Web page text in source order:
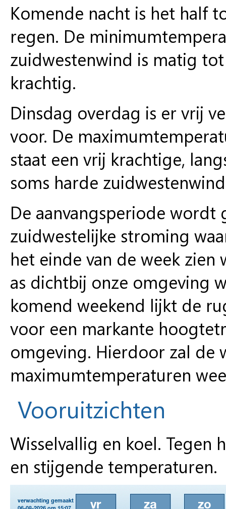
Komende nacht is het half
regen. De
zuidwestenwind is matig
krachtig.
Dinsdag overdag is er vrij
voor. De
staat een vrij krachtige,
soms harde
De aanvangsperiode
zuidwestelijke stroming
het einde van de week
as dichtbij onze omgeving
komend weekend lijkt de
voor een markante
omgeving. Hierdoor zal de
maximumtemperaturen
Vooruitzichten
Wisselvallig en koel. Tegen
en stijgende temperaturen.